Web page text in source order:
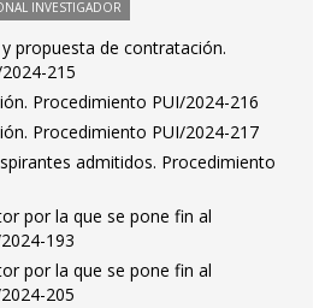
INVESTIGADOR
propuesta de contratación.
215
Procedimiento PUI/2024-216
Procedimiento PUI/2024-217
admitidos. Procedimiento
por la que se pone fin al
193
por la que se pone fin al
205